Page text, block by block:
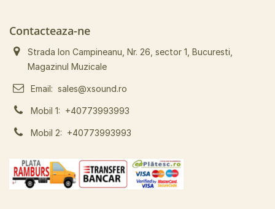
Contacteaza-ne
Strada Ion Campineanu, Nr. 26, sector 1, Bucuresti,
Magazinul Muzicale
Email: sales@xsound.ro
Mobil 1: +40773993993
Mobil 2: +40773993993